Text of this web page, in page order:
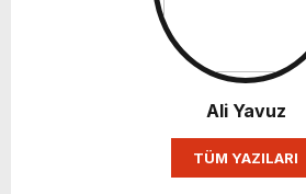
Ali Yavuz
TÜM YAZILARI